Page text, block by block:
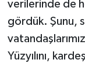
verilerinde de
gördük. Şunu,
Yüzyılını,